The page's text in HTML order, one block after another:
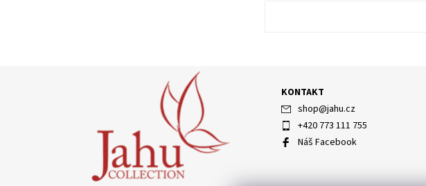
KONTAKT
shop@jahu.cz
+420 773 111 755
Náš Facebook